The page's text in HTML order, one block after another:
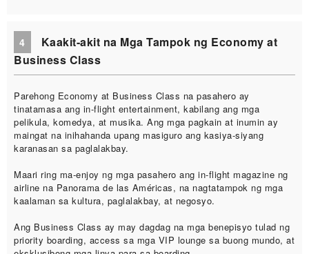
4
Kaakit-akit na Mga Tampok ng Economy at
Business Class
Parehong Economy at Business Class na pasahero ay
tinatamasa ang in-flight entertainment, kabilang ang mga
pelikula, komedya, at musika. Ang mga pagkain at inumin ay
maingat na inihahanda upang masiguro ang kasiya-siyang
karanasan sa paglalakbay.
Maari ring ma-enjoy ng mga pasahero ang in-flight magazine ng
airline na Panorama de las Américas, na nagtatampok ng mga
kaalaman sa kultura, paglalakbay, at negosyo.
Ang Business Class ay may dagdag na mga benepisyo tulad ng
priority boarding, access sa mga VIP lounge sa buong mundo, at